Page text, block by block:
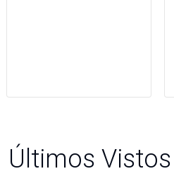
Últimos Vistos